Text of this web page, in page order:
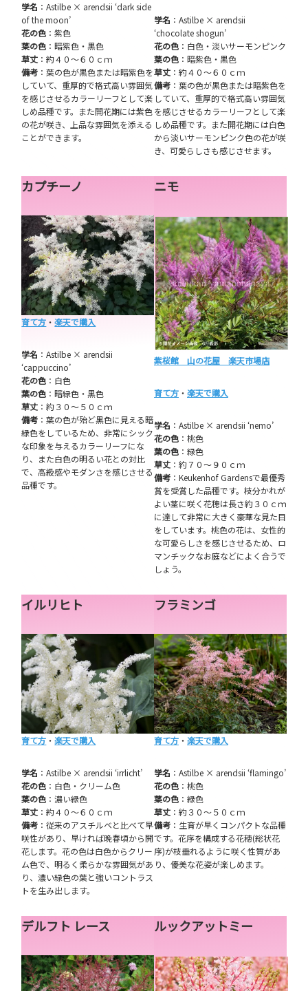
学名 ：Astilbe × arendsii ‘dark side
of the moon’
花の色 ：紫色
葉の色 ：暗紫色・黒色
草丈 ：約４０～６０ｃｍ
備考 ：葉の色が黒色または暗紫色を
していて、重厚的で格式高い雰囲気
を感じさせるカラーリーフとして楽
しめ品種です。また開花期には紫色
の花が咲き、上品な雰囲気を添える
ことができます。
学名 ：Astilbe × arendsii
‘chocolate shogun’
花の色 ：白色・淡いサーモンピンク
葉の色 ：暗紫色・黒色
草丈 ：約４０～６０ｃｍ
備考 ：葉の色が黒色または暗紫色を
していて、重厚的で格式高い雰囲気
を感じさせるカラーリーフとして楽
しめ品種です。また開花期には白色
から淡いサーモンピンク色の花が咲
き、可愛らしさも感じさせます。
カプチーノ
育て方 ・楽天で購入
学名 ：Astilbe × arendsii
‘cappuccino’
花の色 ：白色
葉の色 ：暗緑色・黒色
草丈 ：約３０～５０ｃｍ
備考 ：葉の色が殆ど黒色に見える暗
緑色をしているため、非常にシック
な印象を与えるカラーリーフにな
り、また白色の明るい花との対比
で、高級感やモダンさを感じさせる
品種です。
ニモ
紫桜館 山の花屋 楽天市場店
育て方 ・ 楽天で購入
学名 ：Astilbe × arendsii ‘nemo’
花の色 ：桃色
葉の色 ：緑色
草丈 ：約７０～９０ｃｍ
備考 ：Keukenhof Gardensで最優秀
賞を受賞した品種です。枝分かれが
よい茎に咲く花穂は長さ約３０ｃｍ
に達して非常に大きく豪華な見た目
をしています。桃色の花は、女性的
な可愛らしさを感じさせるため、ロ
マンチックなお庭などによく合うで
しょう。
イルリヒト
育て方 ・楽天で購入
学名 ：Astilbe × arendsii ‘irrlicht’
花の色 ：白色・クリーム色
葉の色 ：濃い緑色
草丈 ：約４０～６０ｃｍ
備考 ：従来のアスチルベと比べて早
咲性があり、早ければ晩春頃から開
花します。花の色は白色からクリー
ム色で、明るく柔らかな雰囲気があ
り、濃い緑色の葉と強いコントラス
トを生み出します。
フラミンゴ
育て方 ・ 楽天で購入
学名 ：Astilbe × arendsii ‘flamingo’
花の色 ：桃色
葉の色 ：緑色
草丈 ：約３０～５０ｃｍ
備考 ：生育が早くコンパクトな品種
です。花序を構成する花穂(総状花
序)が枝垂れるように咲く性質があ
り、優美な花姿が楽しめます。
デルフト レース ルックアットミー